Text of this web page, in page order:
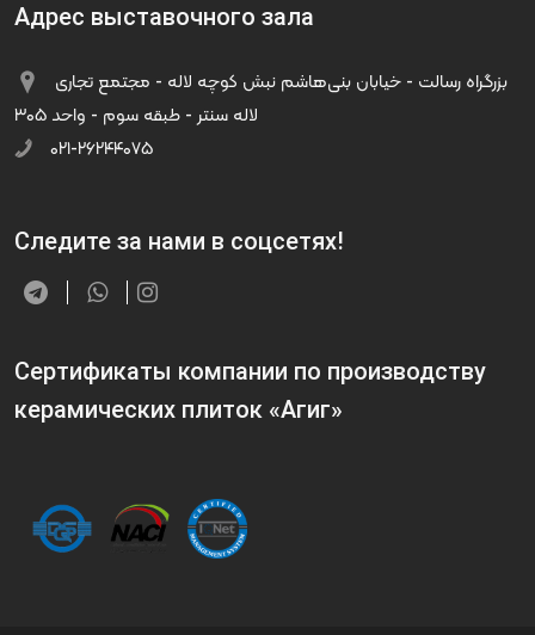
Адрес выставочного зала
لاله سنتر - طبقه سوم - واحد ۳۰۵
۰۲۱-۲۶۲۴۴۰۷۵
Следите за нами в соцсетях!
Сертификаты компании по производству
керамических плиток «Агиг»